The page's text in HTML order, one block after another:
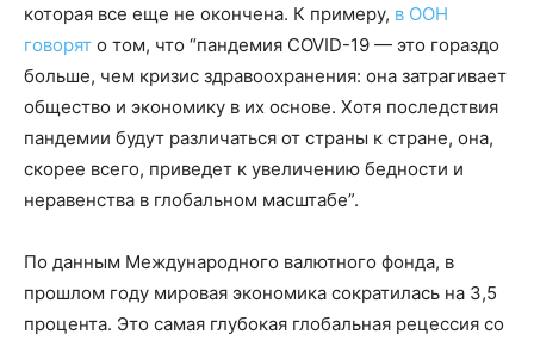
которая все еще не окончена. К примеру, в ООН
говорят о том, что “пандемия COVID-19 — это гораздо
больше, чем кризис здравоохранения: она затрагивает
общество и экономику в их основе. Хотя последствия
пандемии будут различаться от страны к стране, она,
скорее всего, приведет к увеличению бедности и
неравенства в глобальном масштабе”.
По данным Международного валютного фонда, в
прошлом году мировая экономика сократилась на 3,5
процента. Это самая глубокая глобальная рецессия со